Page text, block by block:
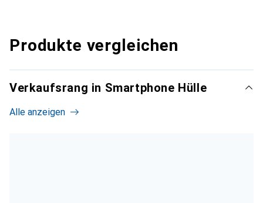
Produkte vergleichen
Verkaufsrang in Smartphone Hülle
Alle anzeigen